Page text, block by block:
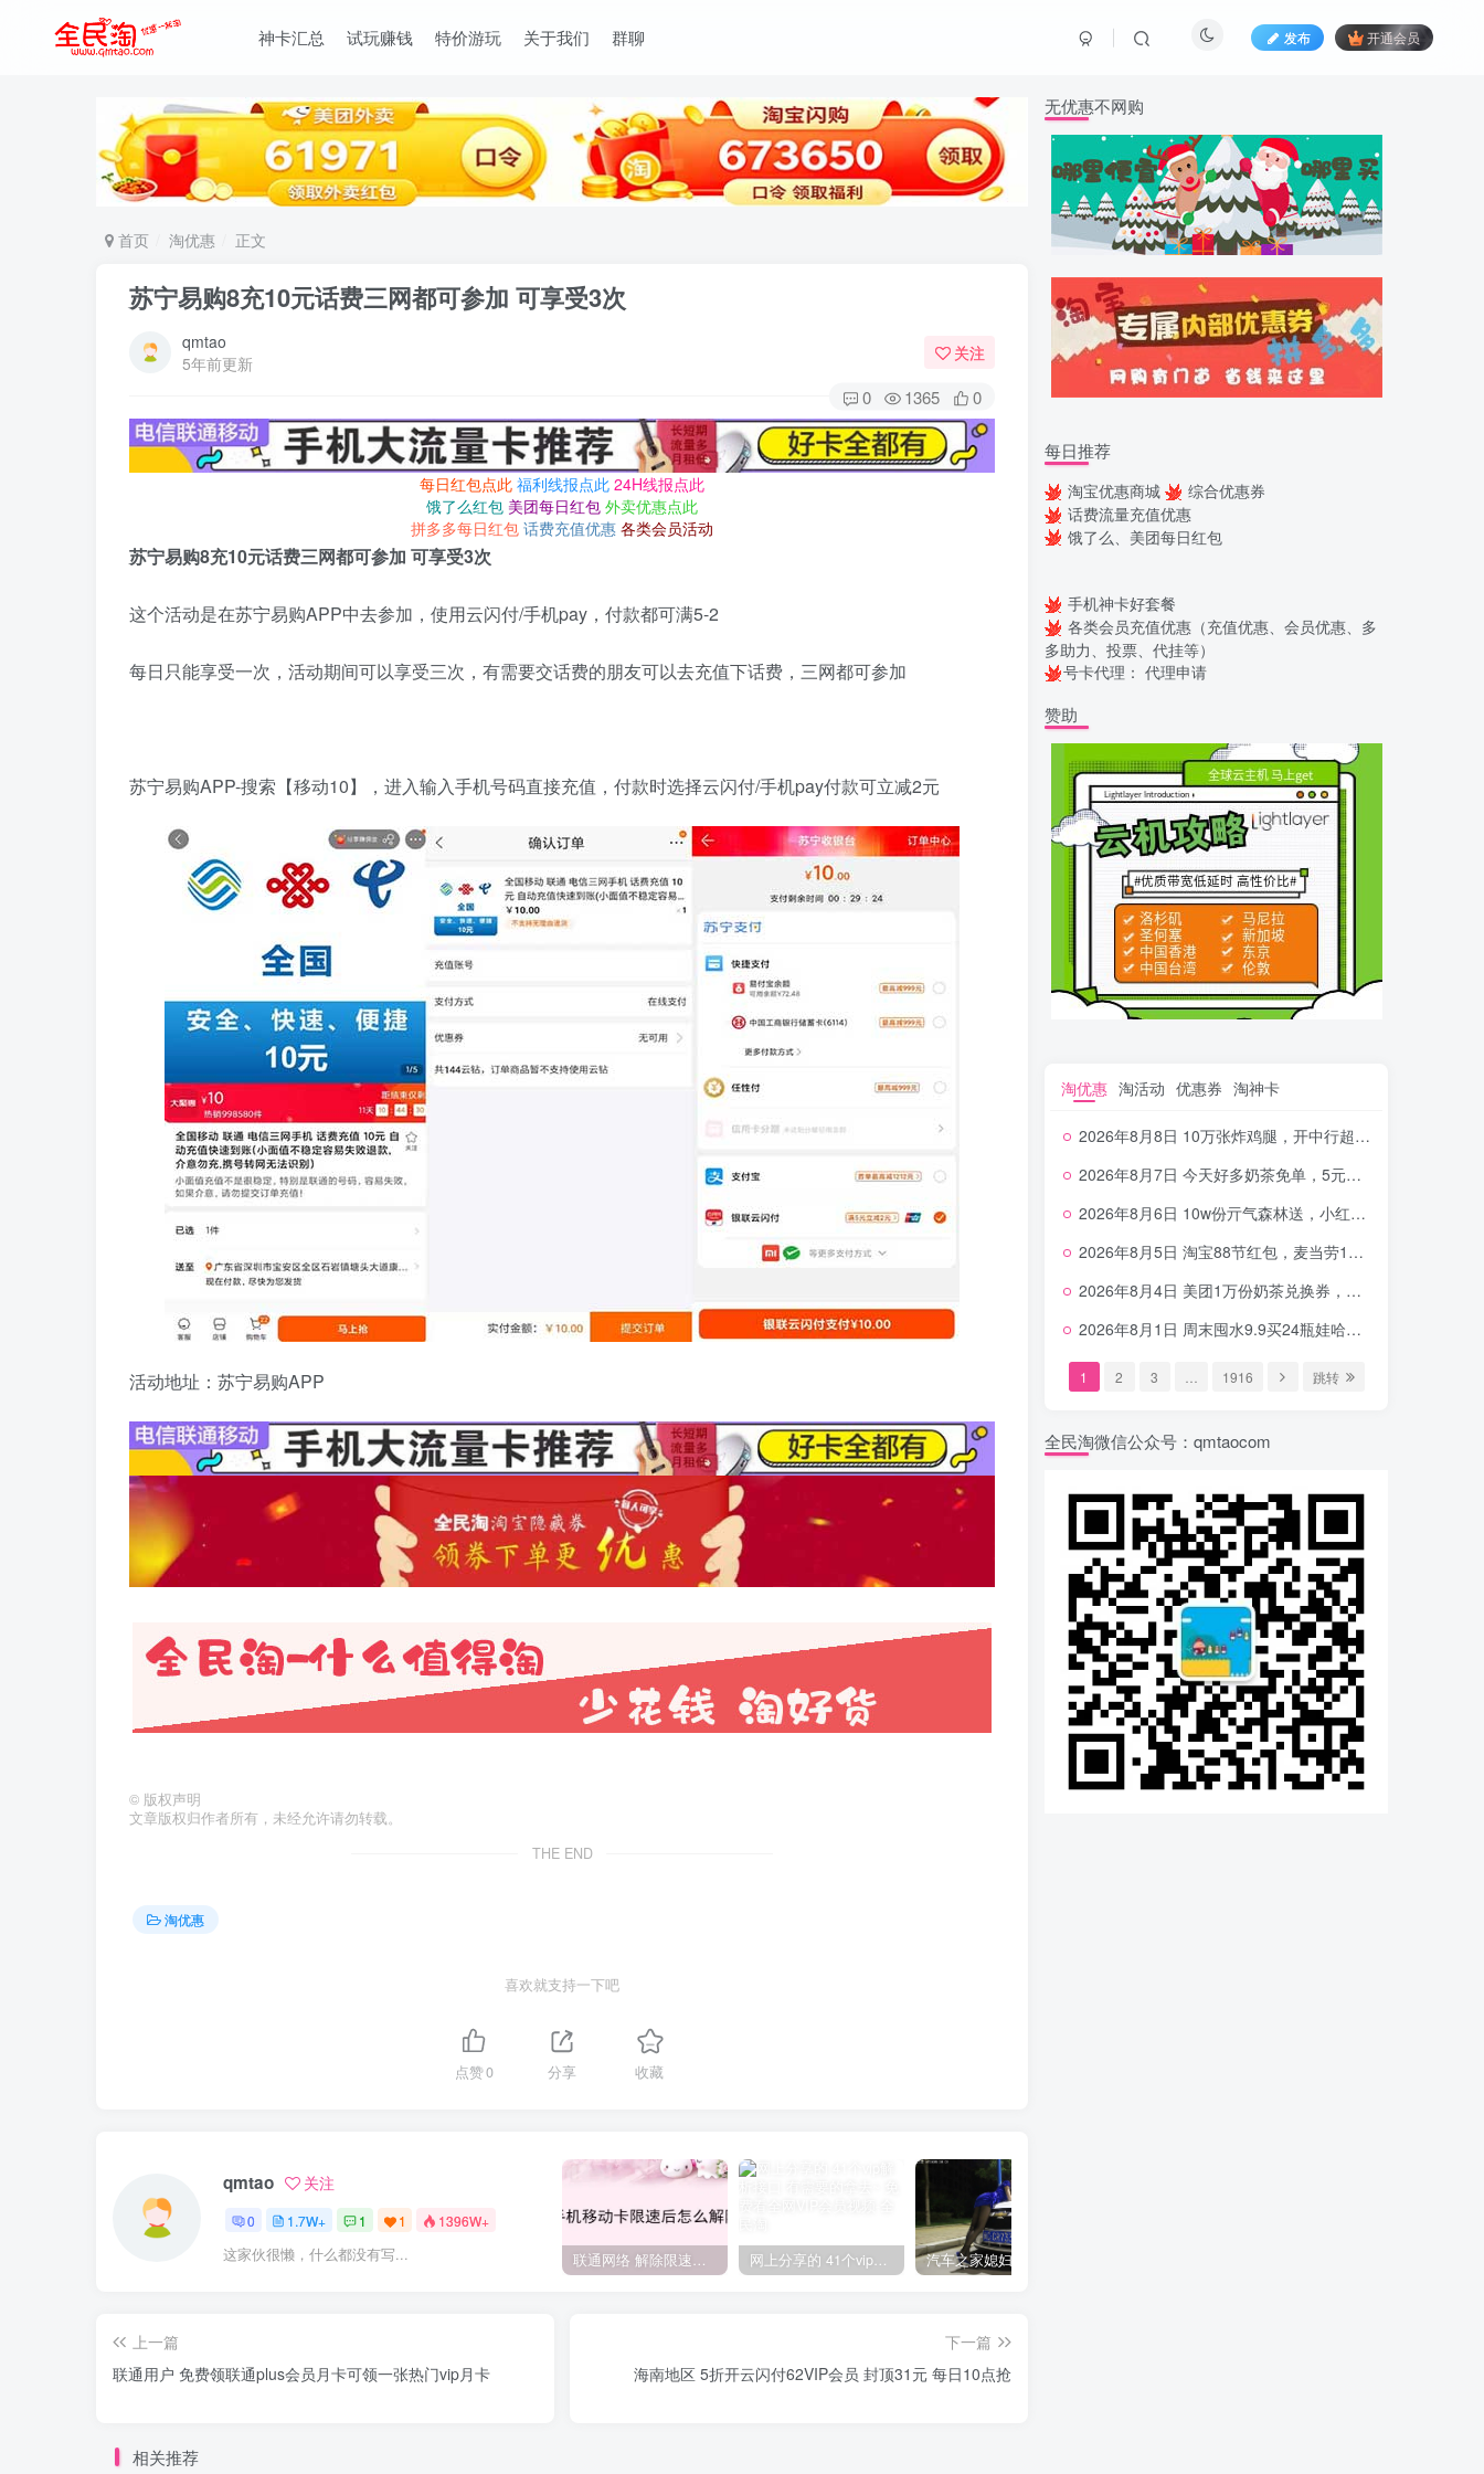
神卡汇总 试玩赚钱 特价游玩 关于我们 群聊 发布 开通会员
首页 淘优惠 正文
苏宁易购8充10元话费三网都可参加 可享受3次
qmtao
5年前更新
关注
0 1365 0
每日红包点此 福利线报点此 24H线报点此
饿了么红包 美团每日红包 外卖优惠点此
拼多多每日红包 话费充值优惠 各类会员活动
苏宁易购8充10元话费三网都可参加 可享受3次
这个活动是在苏宁易购APP中去参加，使用云闪付/手机pay，付款都可满5-2
每日只能享受一次，活动期间可以享受三次，有需要交话费的朋友可以去充值下话费，三网都可参加
苏宁易购APP-搜索【移动10】，进入输入手机号码直接充值，付款时选择云闪付/手机pay付款可立减2元
活动地址：苏宁易购APP
© 版权声明
文章版权归作者所有，未经允许请勿转载。
THE END
淘优惠
喜欢就支持一下吧
点赞0 分享 收藏
qmtao 关注
0 1.7W+ 1 1 1396W+
这家伙很懒，什么都没有写... 联通网络 解除限速方法参考！畅享、畅玩、老白干等及其它地区自测了 网上分享的 41个vip解析接口 有需要的拿去~ 免费看全网VIP会员视频
上一篇
联通用户 免费领联通plus会员月卡可领一张热门vip月卡
下一篇
海南地区 5折开云闪付62VIP会员 封顶31元 每日10点抢
相关推荐
无优惠不网购
每日推荐
淘宝优惠商城
综合优惠券
话费流量充值优惠
饿了么、美团每日红包
手机神卡好套餐
各类会员充值优惠（充值优惠、会员优惠、多
多助力、投票、代挂等）
号卡代理： 代理申请
赞助
淘优惠 淘活动 优惠券 淘神卡
2026年8月8日 10万张炸鸡腿，开中行超给利，美团奶茶0.01，加油券，千问1.8~18.8体验金等
2026年8月7日 今天好多奶茶免单，5元农行省钱卡，京东抢0.01沪上，邮储5.88元等
2026年8月6日 10w份亓气森林送，小红书12元无门槛，中行电费30-10，0元柠檬水+0撸汉堡等
2026年8月5日 淘宝88节红包，麦当劳150万份柠檬水，三万份瑞幸免单，霸王9万份0.01券等
2026年8月4日 美团1万份奶茶兑换券，农行5E卡，中行支付超给利，美团领18个冰激凌，小米每天领2-6元等等
2026年8月1日 周末囤水9.9买24瓶娃哈哈，建行100元京东券，移动5元话费，麦当劳甜筒，交行立减金等
1 2 3 1916 跳转
全民淘微信公众号：qmtaocom